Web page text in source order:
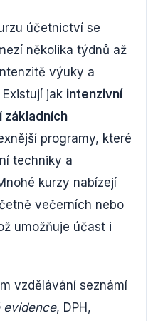
účetnictví se
několika týdnů až
výuky a
jak intenzivní
základních
programy, které
techniky a
kurzy nabízejí
večerních nebo
umožňuje účast i
vzdělávání seznámí
evidence, DPH,